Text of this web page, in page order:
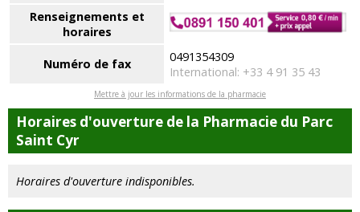
Renseignements et
horaires
Numéro de fax
0491354309
International: +33 4 91 35 43
Mettre à jour les informations de la pharmacie
Horaires d'ouverture de la Pharmacie du Parc
Saint Cyr
Horaires d'ouverture indisponibles.